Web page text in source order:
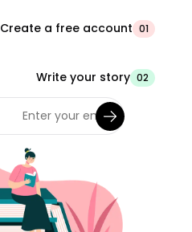
01
Create a free account
02
Write your story